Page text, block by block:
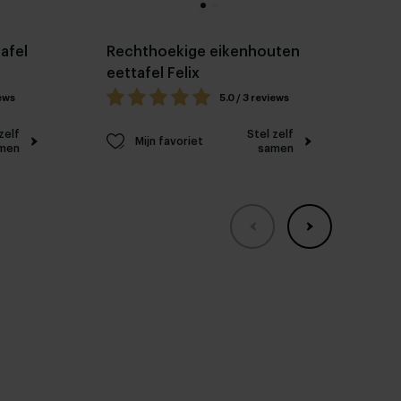
Rechthoekige eikenhouten
eettafel Felix
5.0 / 3 reviews
Mijn favoriet
Stel zelf
samen